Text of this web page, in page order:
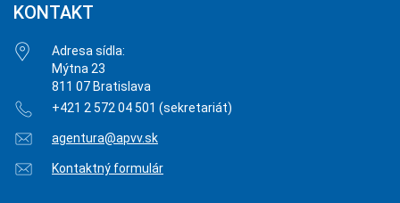
KONTAKT
Adresa sídla:
Mýtna 23
811 07 Bratislava
+421 2 572 04 501 (sekretariát)
agentura@apvv.sk
Kontaktný formulár